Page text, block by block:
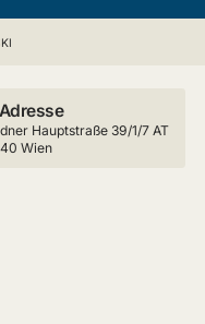
Adresse
Hauptstraße 39/1/7 AT
Wien